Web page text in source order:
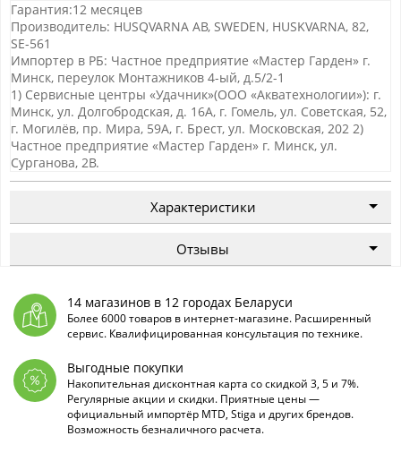
Гарантия:12 месяцев
Производитель: HUSQVARNA AB, SWEDEN, HUSKVARNA, 82,
SE-561
Импортер в РБ: Частное предприятие «Мастер Гарден» г.
Минск, переулок Монтажников 4-ый, д.5/2-1
1) Сервисные центры «Удачник»(ООО «Акватехнологии»): г.
Минск, ул. Долгобродская, д. 16А, г. Гомель, ул. Советская, 52,
г. Могилёв, пр. Мира, 59А, г. Брест, ул. Московская, 202 2)
Частное предприятие «Мастер Гарден» г. Минск, ул.
Сурганова, 2В.
Характеристики
Отзывы
14 магазинов в 12 городах Беларуси
Более 6000 товаров в интернет-магазине. Расширенный
сервис. Квалифицированная консультация по технике.
Выгодные покупки
Накопительная дисконтная карта со скидкой 3, 5 и 7%.
Регулярные акции и скидки. Приятные цены —
официальный импортёр MTD, Stiga и других брендов.
Возможность безналичного расчета.